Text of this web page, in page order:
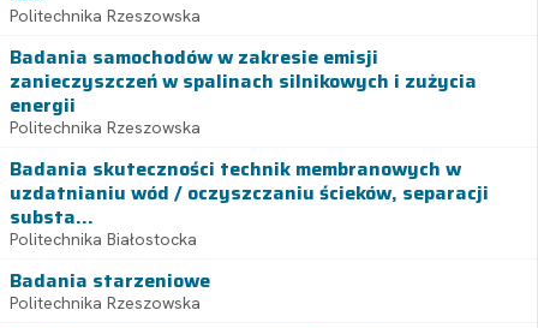
Politechnika Rzeszowska
Badania samochodów w zakresie emisji
zanieczyszczeń w spalinach silnikowych i zużycia
energii
Politechnika Rzeszowska
Badania skuteczności technik membranowych w
uzdatnianiu wód / oczyszczaniu ścieków, separacji
substa...
Politechnika Białostocka
Badania starzeniowe
Politechnika Rzeszowska